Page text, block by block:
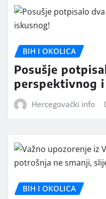
BIH I OKOLICA
Posušje
perspektivnog
Hercegovački info
BIH I OKOLICA